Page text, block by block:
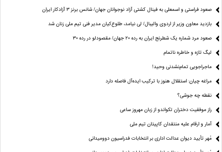
صعود فراستی و اسمعلی به فینال کشتی آزاد نوجوانان جهان/ شانس برنز ۳ آزادکار ایران
بازدید معاون وزیر از اردوی والیبال/ لی نیامد، طلوع‌کیان مدیر فنی تیم ملی زنان شد
صعود مرد شماره یک شطرنج ایران به رده ۲۰ جهان/ مقصودلو در رده ۳۰
لیگ تازه و خاطره ناتمام
ماجراجویی تمام‌نشدنی وحید!
مراغه چیان: استقلال هنوز با ترکیب ایده‌آل فاصله دارد
نقطه چه جوشی؟
راز موفقیت دختران تکواندو از زبان مهروز ساعی
آمار و ارقام علیه منتقدان کاپیتان تیم ملی
مُهر تأیید دیوان عدالت اداری بر انتخابات فدراسیون دوومیدانی